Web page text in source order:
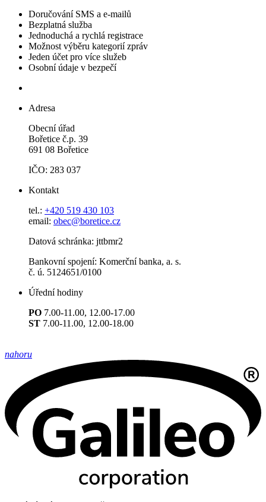
Doručování SMS a e-mailů
Bezplatná služba
Jednoduchá a rychlá registrace
Možnost výběru kategorií zpráv
Jeden účet pro více služeb
Osobní údaje v bezpečí
Adresa
Obecní úřad
Bořetice č.p. 39
691 08 Bořetice
IČO: 283 037
Kontakt
tel.: +420 519 430 103
email: obec@boretice.cz
Datová schránka: jttbmr2
Bankovní spojení: Komerční banka, a. s.
č. ú. 5124651/0100
Úřední hodiny
PO 7.00-11.00, 12.00-17.00
ST 7.00-11.00, 12.00-18.00
nahoru